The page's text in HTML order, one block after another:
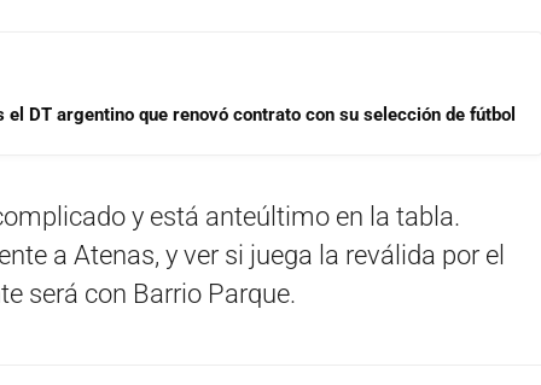
el DT argentino que renovó contrato con su selección de fútbol
y está anteúltimo en la tabla.
a Atenas, y ver si juega la reválida por el
será con Barrio Parque.